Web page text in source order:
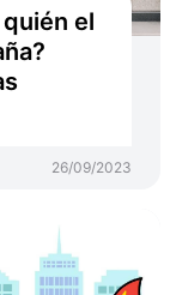
el
26/09/2023